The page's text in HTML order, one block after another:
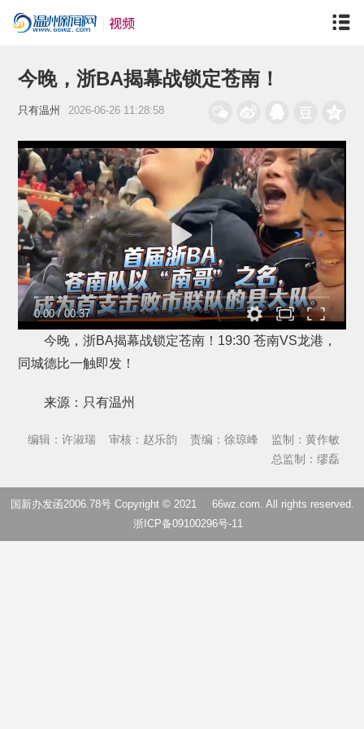
今晚，浙BA揭幕战锁定苍南！
只有温州 2026-06-26 11:28:58
0:00/00:37
今晚，浙BA揭幕战锁定苍南！19:30 苍南VS龙港，
同城德比一触即发！
来源：只有温州
编辑：许淑瑞 审核：赵乐韵 责编：徐琼峰
监制：黄作敏
总监制：缪磊
国新办发函2006.78号 Copyright © 2021 66wz.com. All rights reserved.
浙ICP备09100296号-11